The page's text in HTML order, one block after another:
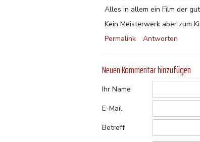
Alles in allem ein Film der
Kein Meisterwerk aber zum
Permalink
Antworten
Neuen Kommentar hinzufügen
Ihr Name
E-Mail
Betreff